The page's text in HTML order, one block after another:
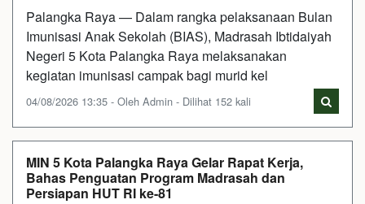
Palangka Raya — Dalam rangka pelaksanaan Bulan
Imunisasi Anak Sekolah (BIAS), Madrasah Ibtidaiyah
Negeri 5 Kota Palangka Raya melaksanakan
kegiatan imunisasi campak bagi murid kel
04/08/2026 13:35 - Oleh Admin - Dilihat 152 kali
MIN 5 Kota Palangka Raya Gelar Rapat Kerja,
Bahas Penguatan Program Madrasah dan
Persiapan HUT RI ke-81